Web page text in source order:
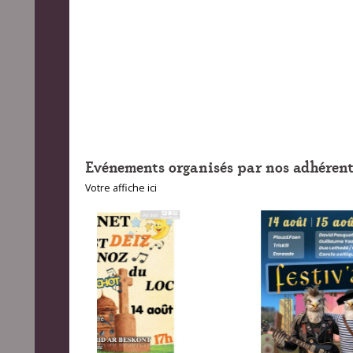
Evénements organisés par nos
Votre affiche ici